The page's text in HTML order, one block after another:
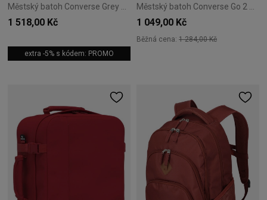
1 518,00 Kč
extra -5% s kódem: PROMO
1 049,00 Kč
Běžná cena: 1 284,00 Kč